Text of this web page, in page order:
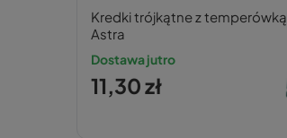
Kredki trójkątne z temperówką
Astra
Dostawa jutro
11,30 zł